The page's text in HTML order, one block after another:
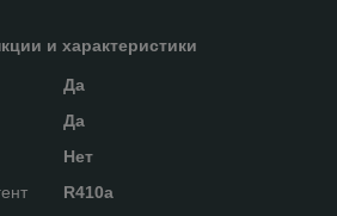
и характеристики
Да
Да
Нет
R410a